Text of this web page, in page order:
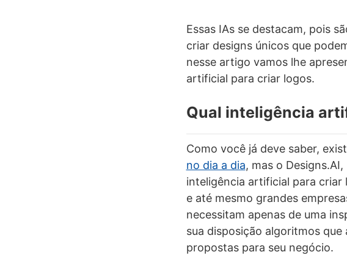
Essas IAs se destacam, pois
criar designs únicos que
nesse artigo vamos lhe
artificial para criar logos.
Qual inteligência
Como você já deve saber,
no dia a dia, mas o
inteligência artificial para criar
e até mesmo grandes
necessitam apenas de uma
sua disposição algoritmos
propostas para seu negócio.